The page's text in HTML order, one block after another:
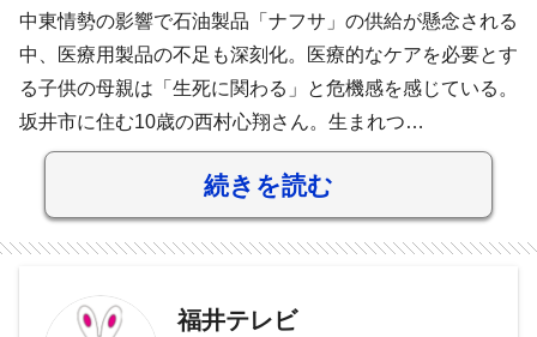
中東情勢の影響で石油製品「ナフサ」の供給が懸念される
中、医療用製品の不足も深刻化。医療的なケアを必要とす
る子供の母親は「生死に関わる」と危機感を感じている。
坂井市に住む10歳の西村心翔さん。生まれつ…
続きを読む
福井テレビ